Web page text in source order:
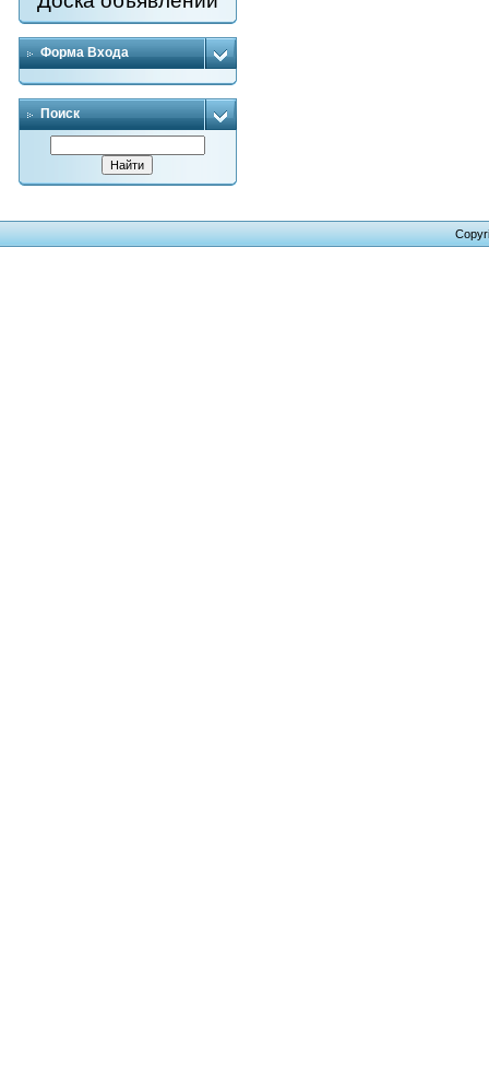
Форма Входа
Поиск